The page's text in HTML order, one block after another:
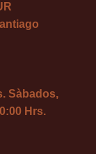
Sàbados,
Hrs.